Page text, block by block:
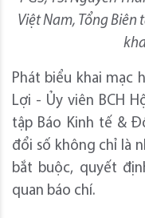
Việt Nam, Tổng
Phát biểu khai mạc
Lợi - Ủy viên BCH
tập Báo Kinh tế &
đổi số không chỉ là
bắt buộc, quyết
quan báo chí.